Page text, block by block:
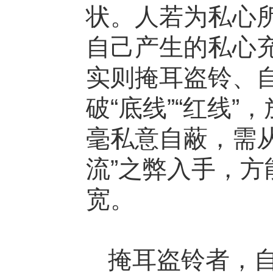
状。人若为私心
自己产生的私心
实则掩耳盗铃、
破“底线”“红线”
毫私意自蔽，需
流”之弊入手，
宽。
掩耳盗铃者，